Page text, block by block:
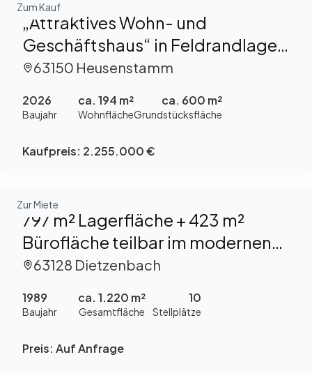
Zum Kauf
„Attraktives Wohn- und
Geschäftshaus“ in Feldrandlage
zu verkaufen
63150 Heusenstamm
2026
Baujahr
ca. 194 m²
Wohnfläche
ca. 600 m²
Grundstücksfläche
Kaufpreis: 2.255.000 €
Zur Miete
797 m² Lagerfläche + 423 m²
Bürofläche teilbar im modernen
Gewerbepark „Provisionsfrei“ zu
63128 Dietzenbach
1989
Baujahr
ca. 1.220 m²
Gesamtfläche
10
Stellplätze
Preis: Auf Anfrage